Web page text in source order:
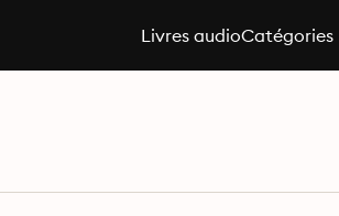
Livres audioCatégories